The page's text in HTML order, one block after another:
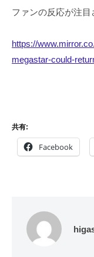
ファンの反応が注目
https://
megastar-could-
共有:
Facebook